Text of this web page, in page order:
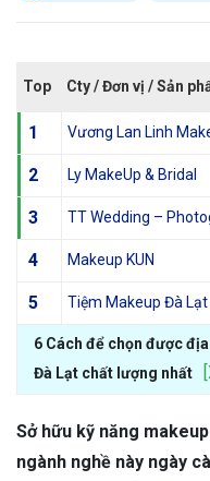
Top Cty / Đơn vị / Sản
1 Vương Lan Linh
2 Ly MakeUp & Bridal
3 TT Wedding –
4 Makeup KUN
5 Tiệm Makeup Đà Lạt
6 Cách để chọn được
Đà Lạt chất lượng nhất
Sở hữu kỹ năng
ngành nghề này ngày